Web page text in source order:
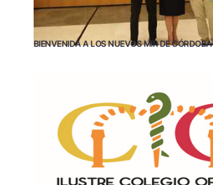
BIENVENIDA A LOS NUEVOS MIR DE CÓRDOBA